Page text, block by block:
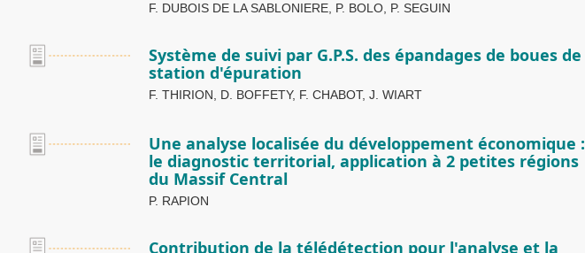
F. DUBOIS DE LA SABLONIERE, P. BOLO, P. SEGUIN
Système de suivi par G.P.S. des épandages de boues de
station d'épuration
F. THIRION, D. BOFFETY, F. CHABOT, J. WIART
Une analyse localisée du développement économique :
le diagnostic territorial, application à 2 petites régions
du Massif Central
P. RAPION
Contribution de la télédétection pour l'analyse et la